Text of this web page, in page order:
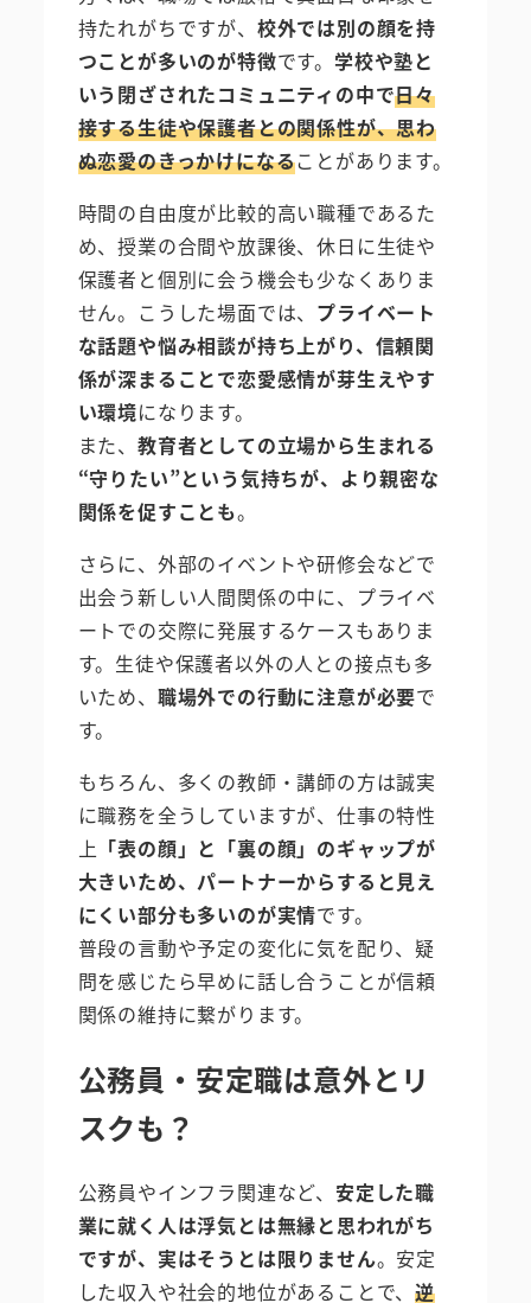
持たれがちですが、 校外では別の顔を持
つことが多いのが特徴です。 学校や塾と
いう閉ざされたコミュニティの中で日々
接する生徒や保護者との関係性が、思わ
ぬ恋愛のきっかけになることがあります。
時間の自由度が比較的高い職種であるた
め、授業の合間や放課後、休日に生徒や
保護者と個別に会う機会も少なくありま
せん。こうした場面では、 プライベート
な話題や悩み相談が持ち上がり、信頼関
係が深まることで恋愛感情が芽生えやす
い環境になります。
また、 教育者としての立場から生まれる
“守りたい”という気持ちが、より親密な
関係を促すことも。
さらに、外部のイベントや研修会などで
出会う新しい人間関係の中に、プライベ
ートでの交際に発展するケースもありま
す。生徒や保護者以外の人との接点も多
いため、 職場外での行動に注意が必要で
す。
もちろん、多くの教師・講師の方は誠実
に職務を全うしていますが、仕事の特性
上 「表の顔」と「裏の顔」のギャップが
大きいため、パートナーからすると見え
にくい部分も多いのが実情です。
普段の言動や予定の変化に気を配り、疑
問を感じたら早めに話し合うことが信頼
関係の維持に繋がります。
公務員・安定職は意外とリ
スクも？
公務員やインフラ関連など、 安定した職
業に就く人は浮気とは無縁と思われがち
ですが、実はそうとは限りません。安定
した収入や社会的地位があることで、逆